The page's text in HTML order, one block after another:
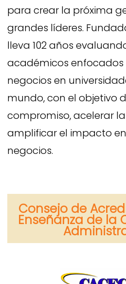
para crear la próxima
grandes líderes. Fundada
lleva 102 años
académicos enfocados
negocios en
mundo, con el objetivo
compromiso, acelerar
amplificar el impacto
negocios.
Consejo de
Enseñanza de la